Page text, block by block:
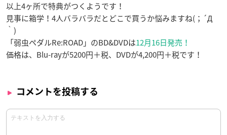
以上4ヶ所で特典がつくようです！
見事に箱学！4人バラバラだとどこで買うか悩みますね(；´Д
｀)
「弱虫ペダルRe:ROAD」のBD&DVDは12月16日発売！
価格は、Blu-rayが5200円＋税、DVDが4,200円＋税です！
コメントを投稿する